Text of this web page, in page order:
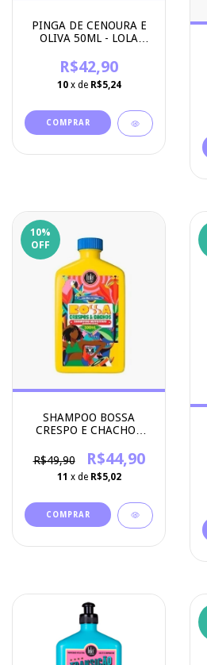
PINGA DE CENOURA E
OLIVA 50ML - LOLA
R$42,90
10 x de R$5,24
10%
OFF
SHAMPOO BOSSA
CRESPO E CHACHOS
COSMETICS
R$49,90 R$44,90
11 x de R$5,02